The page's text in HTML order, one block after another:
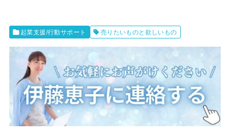
起業支援/行動サポート 売りたいものと欲しいもの